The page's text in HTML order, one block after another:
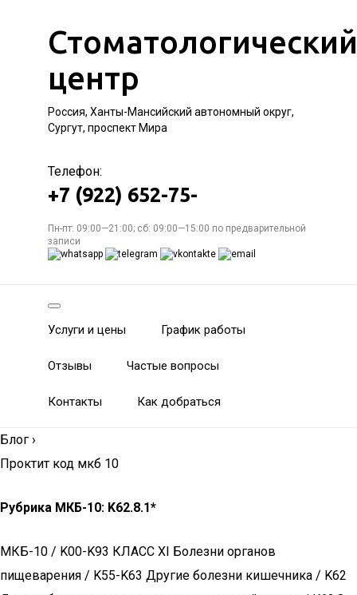
Стоматологический
центр
Россия, Ханты-Мансийский автономный округ,
Сургут, проспект Мира
Телефон:
+7 (922) 652-75-
Пн-пт: 09:00—21:00; сб: 09:00—15:00 по предварительной
записи
Услуги и цены График работы
Отзывы Частые вопросы
Контакты Как добраться
Блог ›
Проктит код мкб 10
Рубрика МКБ-10: K62.8.1*
МКБ-10 / K00-K93 КЛАСС XI Болезни органов
пищеварения / K55-K63 Другие болезни кишечника / K62